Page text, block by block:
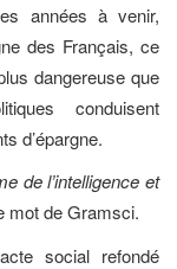
années à venir,
des Français, ce
dangereuse que
conduisent
d’épargne.
de l’intelligence et
mot de Gramsci.
social refondé